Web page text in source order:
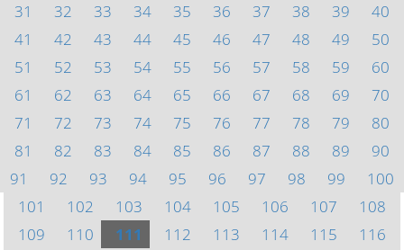
31
32 33 34 35 36 37 38 39
40
41
42 43 44 45 46 47 48 49
50
51
52 53 54 55 56 57 58 59
60
61
62 63 64 65 66 67 68 69
70
71
72 73 74 75 76 77 78 79
80
81
82 83 84 85 86 87 88 89
90
91
92 93 94 95 96 97 98 99
100
101
102 103 104 105 106 107
108
109
110 111 112 113 114 115
116